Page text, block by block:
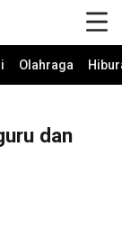
Olahraga
dan